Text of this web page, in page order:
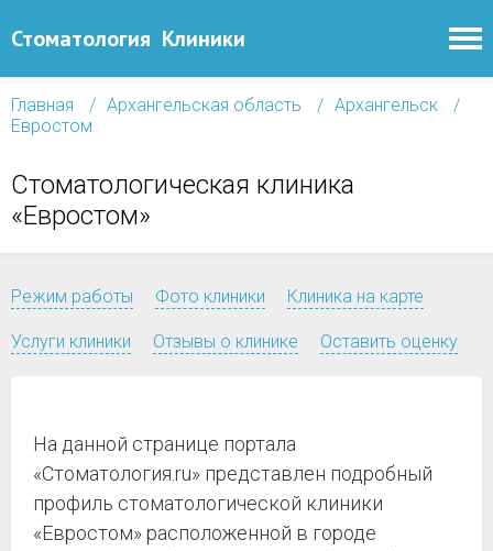
Стоматология Клиники
Главная Архангельская область
Архангельск
Евростом
Стоматологическая клиника
«Евростом»
Режим работы Фото клиники Клиника на карте
Услуги клиники Отзывы о клинике Оставить оценку
На данной странице портала
«Стоматология.ru» представлен подробный
профиль стоматологической клиники
«Евростом» расположенной в городе